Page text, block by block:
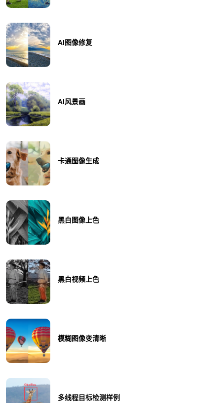
AI图像修复
AI风景画
卡通图像生成
黑白图像上色
黑白视频上色
模糊图像变清晰
多线程目标检测样例